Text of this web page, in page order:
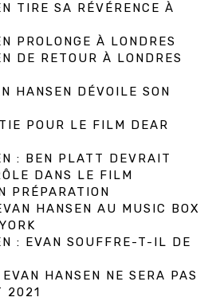
TIRE SA RÉVÉRENCE À
PROLONGE À LONDRES
DE RETOUR À LONDRES
HANSEN DÉVOILE SON
POUR LE FILM DEAR
: BEN PLATT DEVRAIT
DANS LE FILM
PRÉPARATION
HANSEN AU MUSIC BOX
: EVAN SOUFFRE-T-IL DE
HANSEN NE SERA PAS
2021